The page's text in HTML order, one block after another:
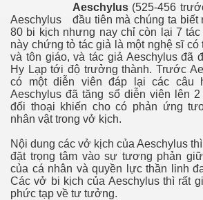
Aeschylus
Aeschylus (525-456
đầu tiên mà chúng ta biết
80 bi kịch nhưng nay chỉ còn lại 7
này chứng tỏ tác giả là một nghệ sĩ có
và tôn giáo, và tác giả Aeschylus đã
Hy Lạp tới độ trưởng thành. Trước
có một diễn viên đáp lại các câu
Aeschylus đã tăng sổ diễn viên lên
đối thoại khiến cho có phản ứng
nhân vật trong vở kịch.
Nội dung các vở kịch của Aeschylus
đặt trọng tâm vào sự tương phản
của cá nhân và quyền lực thần linh
Các vở bi kịch của Aeschylus thì rất
phức tạp về tư tưởng.